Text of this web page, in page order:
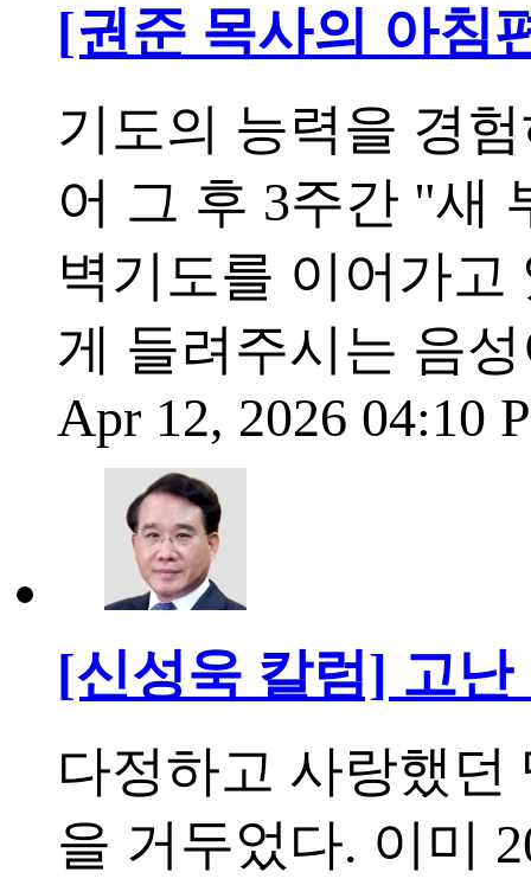
[권준 목사의 아침
기도의 능력을 경
어 그 후 3주간 "새
벽기도를 이어가
게 들려주시는 음
Apr 12, 2026 04:10
[신성욱 칼럼] 고
다정하고 사랑했
을 거두었다. 이미